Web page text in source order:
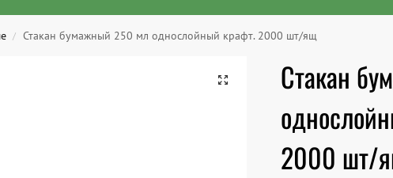
/ Стакан бумажный 250 мл однослойный крафт. 2000 шт/ящ
Стакан
2000 шт/